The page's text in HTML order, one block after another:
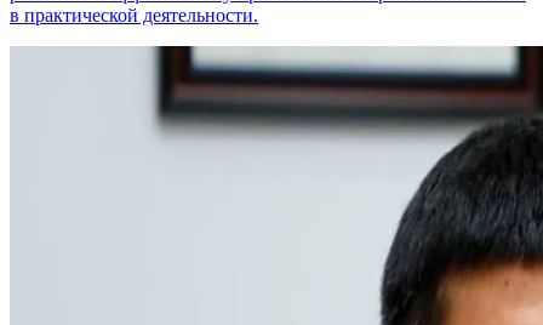
в практической деятельности.